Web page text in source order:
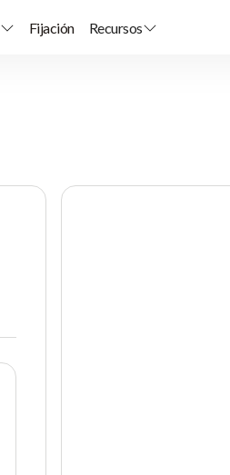
Fijación Recursos